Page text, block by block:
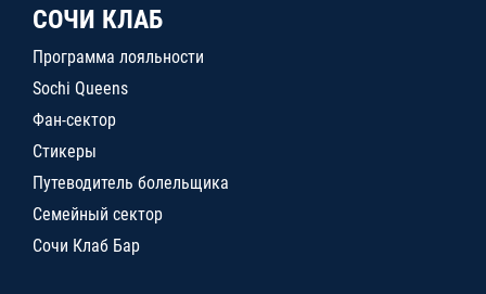
СОЧИ КЛАБ
Программа лояльности
Sochi Queens
Фан-сектор
Стикеры
Путеводитель болельщика
Семейный сектор
Сочи Клаб Бар